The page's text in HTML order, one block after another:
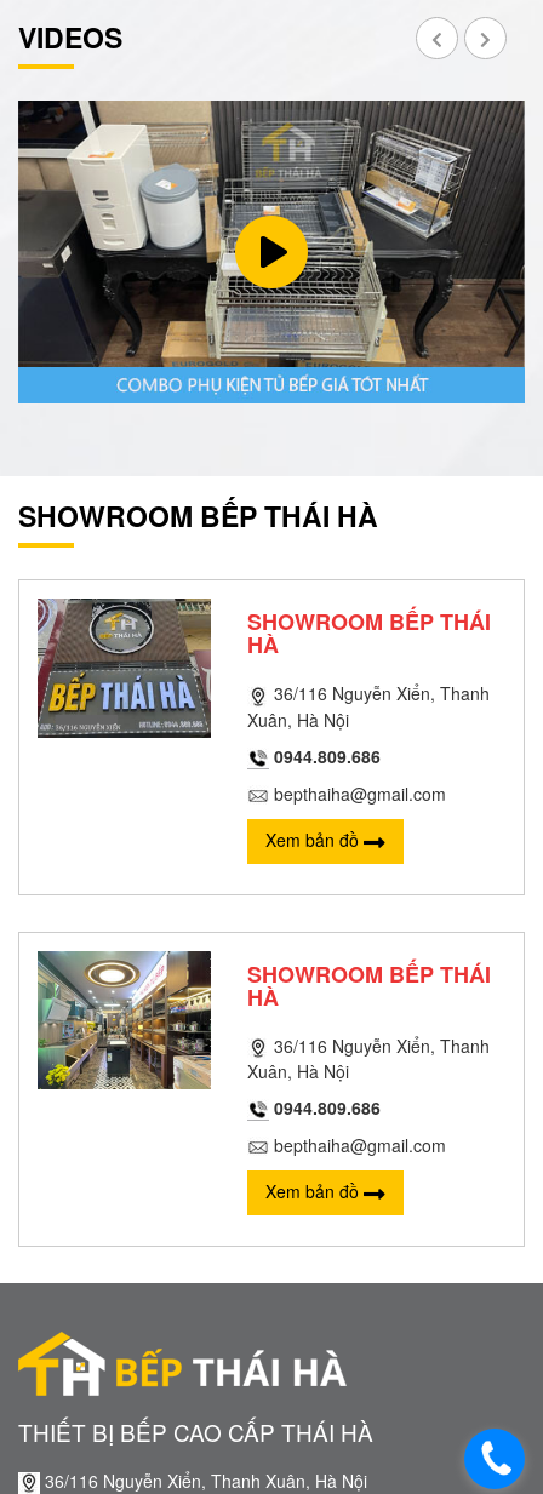
VIDEOS
SHOWROOM BẾP THÁI HÀ
SHOWROOM BẾP THÁI
HÀ
36/116 Nguyễn Xiển, Thanh
Xuân, Hà Nội
0944.809.686
bepthaiha@gmail.com
Xem bản đồ
SHOWROOM BẾP THÁI
HÀ
36/116 Nguyễn Xiển, Thanh
Xuân, Hà Nội
0944.809.686
bepthaiha@gmail.com
Xem bản đồ
THIẾT BỊ BẾP CAO CẤP THÁI HÀ
36/116 Nguyễn Xiển, Thanh Xuân, Hà Nội